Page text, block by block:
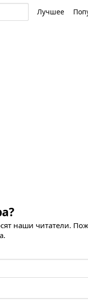
Лучшее
наши читатели.